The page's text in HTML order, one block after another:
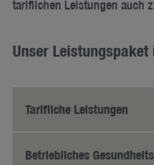
tariflichen Leistungen auch
Unser Leistungspaket
Tarifliche Leistungen
Betriebliches